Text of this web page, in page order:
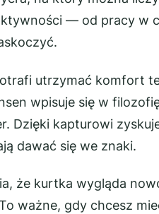
— od pracy w
utrzymać komfort
wpisuje się w
Dzięki kapturowi
dawać się we znaki.
że kurtka wygląda
ważne, gdy chcesz